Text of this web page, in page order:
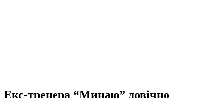
Екс-тренера “Минаю” довічно